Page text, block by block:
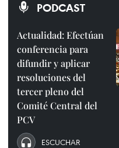
PODCAST
Actualidad: Efectúan
conferencia para
difundir y aplicar
resoluciones del
tercer pleno del
Comité Central del
PCV
ESCUCHAR